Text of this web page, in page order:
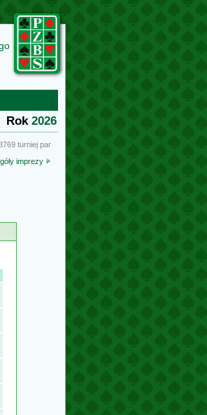
Rok 2026
turniej par
imprezy